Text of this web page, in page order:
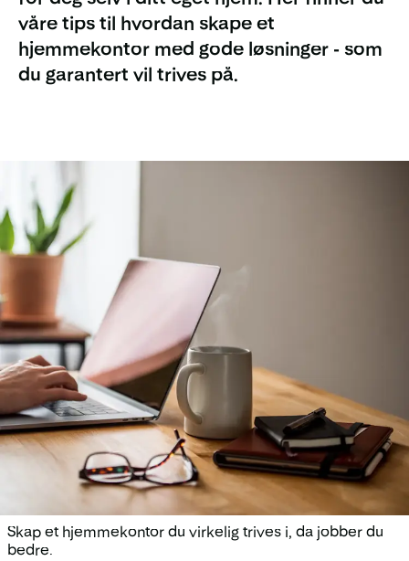
våre tips til hvordan skape et
hjemmekontor med gode løsninger - som
du garantert vil trives på.
Skap et hjemmekontor du virkelig trives i, da jobber du
bedre.